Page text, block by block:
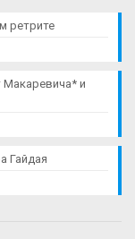
ретрите
Макаревича* и
Гайдая